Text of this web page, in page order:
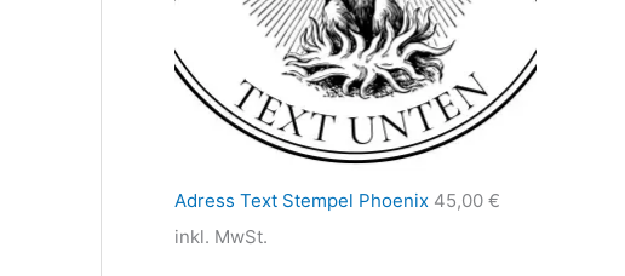
Adress Text Stempel Phoenix 45,00 €
inkl. MwSt.